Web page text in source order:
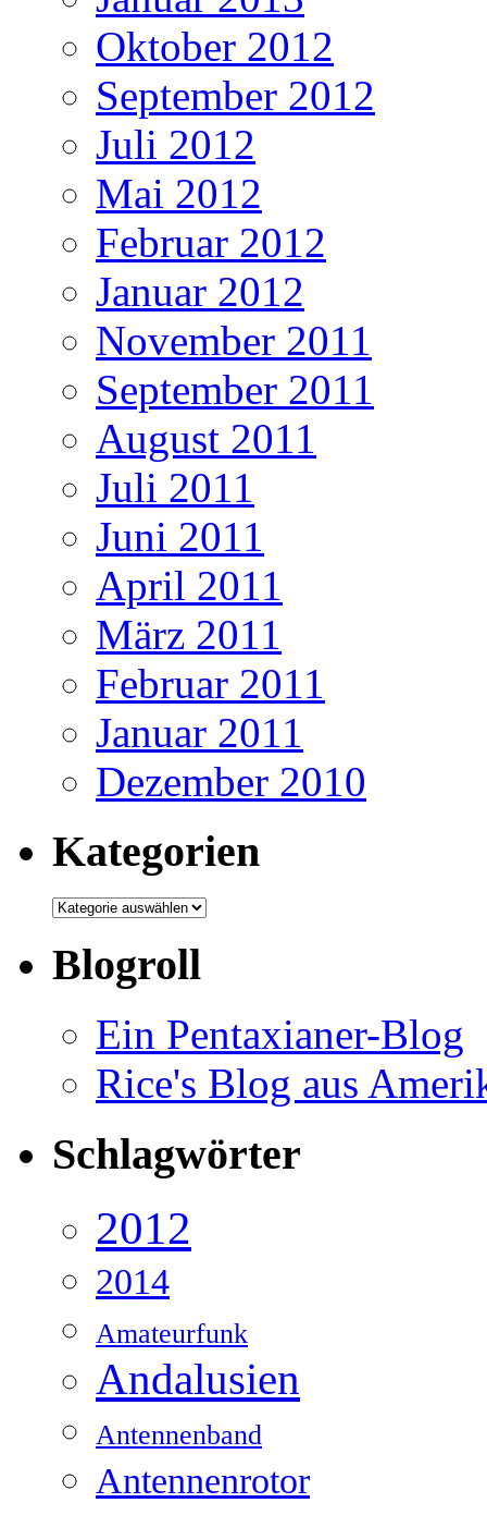
Oktober 2012
September 2012
Juli 2012
Mai 2012
Februar 2012
Januar 2012
November 2011
September 2011
August 2011
Juli 2011
Juni 2011
April 2011
März 2011
Februar 2011
Januar 2011
Dezember 2010
Kategorien
Kategorien
Blogroll
Ein Pentaxianer-Blog
Rice's Blog aus
Schlagwörter
2012
2014
Amateurfunk
Andalusien
Antennenband
Antennenrotor